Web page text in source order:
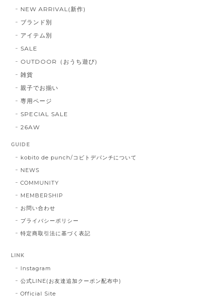
NEW ARRIVAL(新作)
ブランド別
アイテム別
SALE
OUTDOOR（おうち遊び)
雑貨
親子でお揃い
専用ページ
SPECIAL SALE
26AW
GUIDE
kobito de punch/コビトデパンチについて
NEWS
COMMUNITY
MEMBERSHIP
お問い合わせ
プライバシーポリシー
特定商取引法に基づく表記
LINK
Instagram
公式LINE(お友達追加クーポン配布中)
Official Site